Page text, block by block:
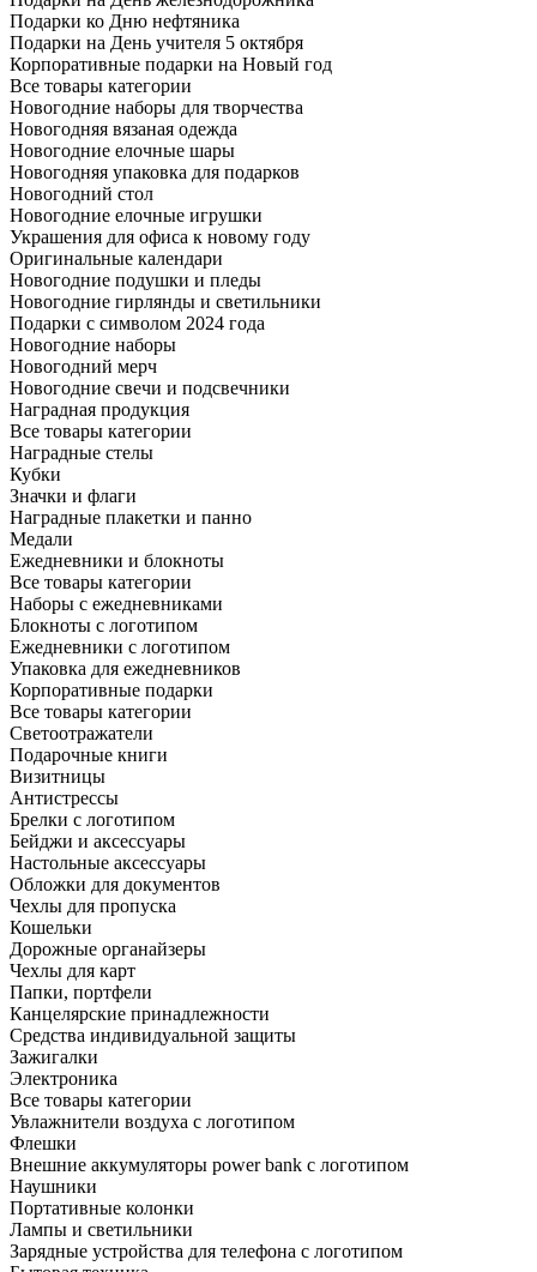
Подарки ко Дню нефтяника
Подарки на День учителя 5 октября
Корпоративные подарки на Новый год
Все товары категории
Новогодние наборы для творчества
Новогодняя вязаная одежда
Новогодние елочные шары
Новогодняя упаковка для подарков
Новогодний стол
Новогодние елочные игрушки
Украшения для офиса к новому году
Оригинальные календари
Новогодние подушки и пледы
Новогодние гирлянды и светильники
Подарки с символом 2024 года
Новогодние наборы
Новогодний мерч
Новогодние свечи и подсвечники
Наградная продукция
Все товары категории
Наградные стелы
Кубки
Значки и флаги
Наградные плакетки и панно
Медали
Ежедневники и блокноты
Все товары категории
Наборы с ежедневниками
Блокноты с логотипом
Ежедневники с логотипом
Упаковка для ежедневников
Корпоративные подарки
Все товары категории
Светоотражатели
Подарочные книги
Визитницы
Антистрессы
Брелки с логотипом
Бейджи и аксессуары
Настольные аксессуары
Обложки для документов
Чехлы для пропуска
Кошельки
Дорожные органайзеры
Чехлы для карт
Папки, портфели
Канцелярские принадлежности
Средства индивидуальной защиты
Зажигалки
Электроника
Все товары категории
Увлажнители воздуха с логотипом
Флешки
Внешние аккумуляторы power bank с логотипом
Наушники
Портативные колонки
Лампы и светильники
Зарядные устройства для телефона с логотипом